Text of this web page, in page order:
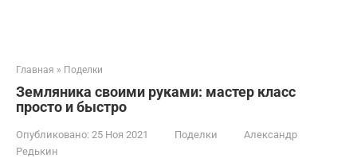
Главная » Поделки
Земляника своими руками: мастер класс
просто и быстро
Опубликовано: 25 Ноя 2021 Поделки
Александр
Редькин